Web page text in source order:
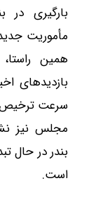
بارگیری در
همین
بازدیدهای
سرعت ترخیص
مجلس نیز
بندر در حال
است.